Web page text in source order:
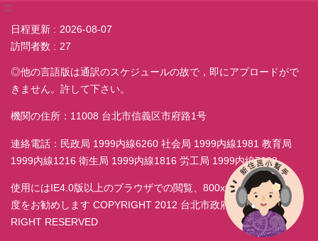
:::
日程更新
2026-08-07
訪問者数
27
◎他の言語版は通訳のスケジュールの故で，即にアプロードがで
きません。許して下さい。
機関の住所：11008 台北市信義区市府路1号
連絡電話：民政局 1999内線6260 社会局 1999内線1981 教育局
1999内線1216 衛生局 1999内線1816 労工局 1999内線7038
使用にはIE4.0版以上のブラウザでの閲覧、800x600モニター解析
度をお勧めします COPYRIGHT 2012 台北市政府民政局 ALL
RIGHT RESERVED